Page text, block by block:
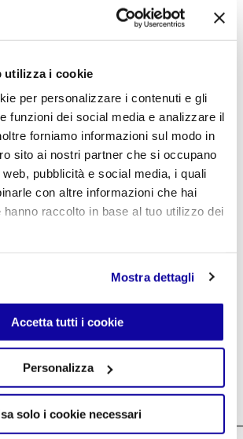
utilizza i cookie
per personalizzare i contenuti e gli
funzioni dei social media e analizzare il
forniamo informazioni sul modo in
sito ai nostri partner che si occupano
pubblicità e social media, i quali
con altre informazioni che hai
raccolto in base al tuo utilizzo dei
Mostra dettagli
Accetta tutti i cookie
Personalizza
solo i cookie necessari
Login
Password dimenticata?
Crea un account